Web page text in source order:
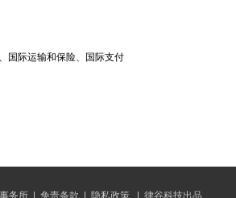
国际运输和保险、国际支付
务所 | 免责条款 | 隐私政策 | 律谷科技出品